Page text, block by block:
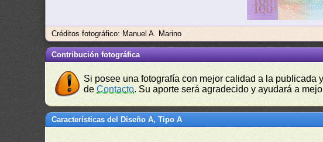
Créditos fotográfico: Manuel A. Marino
Contribución fotográfica
Si posee una fotografía con mejor calidad a la
deContacto. Su aporte será agradecido y ayudará a
Características del Diseño A, Tipo A